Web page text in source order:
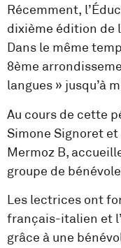
Récemment,
dixième édition de
Dans le même
8ème
langues » jusqu’à
Au cours de cette
Simone Signoret et
Mermoz B,
groupe de
Les lectrices ont
français-italien et
grâce à une